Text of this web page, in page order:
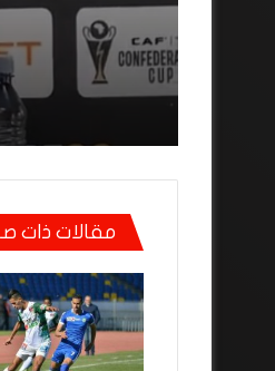
على
مقالات ذات